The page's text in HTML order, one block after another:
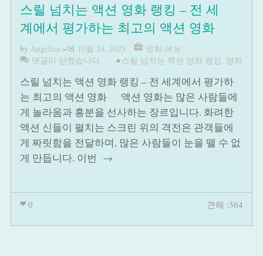
스릴 넘치는 액션 영화 랭킹 – 전 세
계에서 평가하는 최고의 액션 영화
by Angelica ~에 10월 24, 2023
영화-예능
댓글이 닫혔습니다.
• 스릴 넘치는 액션 영화 랭킹, 영화
스릴 넘치는 액션 영화 랭킹 – 전 세계에서 평가하
는 최고의 액션 영화 액션 영화는 많은 사람들에
게 놀라움과 흥분을 선사하는 장르입니다. 화려한
액션 신들이 펼치는 스크린 위의 격전은 관객들에
게 짜릿함을 전달하며, 많은 사람들이 눈을 뗄 수 없
게 만듭니다. 이번 →
0 견해 :364